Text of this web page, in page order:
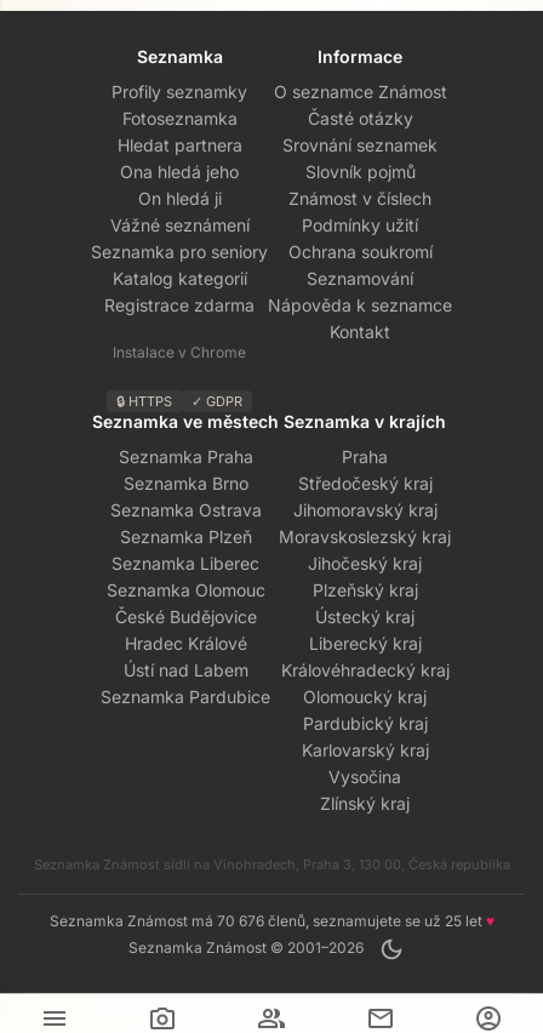
menu camera_alt group mail account_circle
Seznamka
Profily seznamky
Fotoseznamka
Hledat partnera
Ona hledá jeho
On hledá ji
Vážné seznámení
Seznamka pro seniory
Katalog kategorií
Registrace zdarma
Instalace v Chrome
🔒 HTTPS ✓ GDPR
Informace
O seznamce Známost
Časté otázky
Srovnání seznamek
Slovník pojmů
Známost v číslech
Podmínky užití
Ochrana soukromí
Seznamování
Nápověda k seznamce
Kontakt
Seznamka ve městech
Seznamka Praha
Seznamka Brno
Seznamka Ostrava
Seznamka Plzeň
Seznamka Liberec
Seznamka Olomouc
České Budějovice
Hradec Králové
Ústí nad Labem
Seznamka Pardubice
Seznamka v krajích
Praha
Středočeský kraj
Jihomoravský kraj
Moravskoslezský kraj
Jihočeský kraj
Plzeňský kraj
Ústecký kraj
Liberecký kraj
Královéhradecký kraj
Olomoucký kraj
Pardubický kraj
Karlovarský kraj
Vysočina
Zlínský kraj
Seznamka Známost sídlí na Vinohradech, Praha 3, 130 00, Česká republika
Seznamka Známost má 70 676 členů, seznamujete se už 25 let ♥
Seznamka Známost © 2001–2026
dark_mode